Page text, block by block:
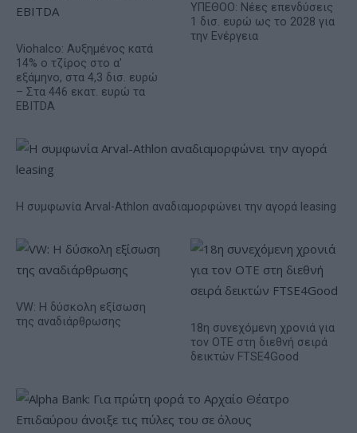
Viohalco: Αυξημένος κατά
14% ο τζίρος στο α'
εξάμηνο, στα 4,3 δισ. ευρώ
– Στα 446 εκατ. ευρώ τα
EBITDA
ΥΠΕΘΟΟ: Νέες επενδύσεις
1 δισ. ευρώ ως το 2028 για
την Ενέργεια
Η συμφωνία Arval-Athlon αναδιαμορφώνει την αγορά leasing
VW: Η δύσκολη εξίσωση
της αναδιάρθρωσης
18η συνεχόμενη χρονιά για
τον ΟΤΕ στη διεθνή σειρά
δεικτών FTSE4Good